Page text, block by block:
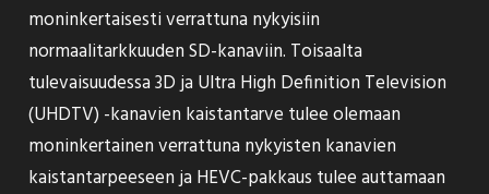
moninkertaisesti verrattuna nykyisiin
normaalitarkkuuden SD-kanaviin. Toisaalta
tulevaisuudessa 3D ja Ultra High Definition Television
(UHDTV) -kanavien kaistantarve tulee olemaan
moninkertainen verrattuna nykyisten kanavien
kaistantarpeeseen ja HEVC-pakkaus tulee auttamaan